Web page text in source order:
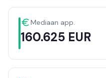
Mediaan app.
160.625 EUR